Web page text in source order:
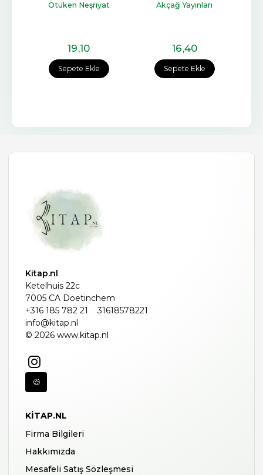
Sepete Ekle
Ötüken Neşriyat
19,10
Sepete Ekle
Akçağ Yayınları
16,40
Kitap.nl
Ketelhuis 22c
7005 CA Doetinchem
+316 185 782 21
31618578221
info@kitap.nl
© 2026 www.kitap.nl
KITAP.NL
Firma Bilgileri
Hakkımızda
Mesafeli Satış Sözleşmesi